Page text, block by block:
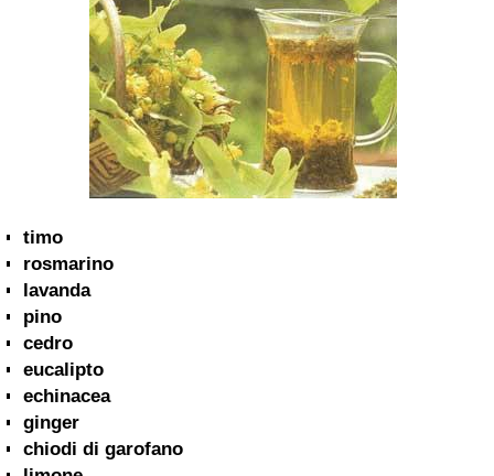
timo
rosmarino
lavanda
pino
cedro
eucalipto
echinacea
ginger
chiodi di garofano